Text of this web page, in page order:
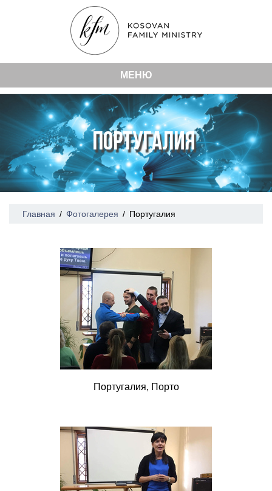
МЕНЮ
ПОРТУГАЛИЯ
Главная / Фотогалерея / Португалия
Португалия, Порто